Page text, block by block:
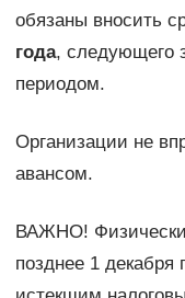
обязаны вносить
года, следующего
периодом.
Организации не
авансом.
ВАЖНО!
позднее 1 декабря